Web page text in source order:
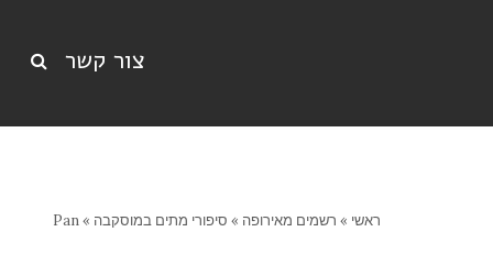
צור קשר
ראשי » רשמים מאירופה » סיפורי מתים במוסקבה »
Pan